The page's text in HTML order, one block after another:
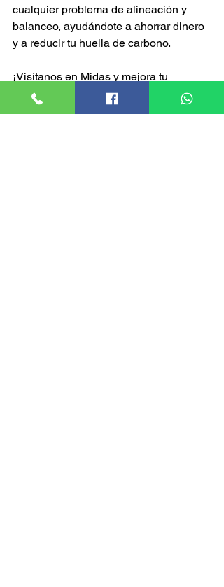
cualquier problema de alineación y
balanceo, ayudándote a ahorrar dinero
y a reducir tu huella de carbono.
¡Visítanos en Midas y mejora tu
economía de combustible hoy mismo!